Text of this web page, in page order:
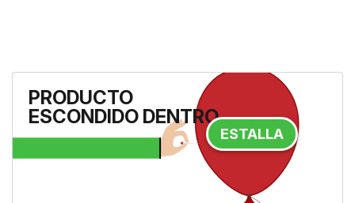
Berry Pomegranate- De la
mano de los pioneros en
belleza infusionada con aceite
de argán llega el tratamiento
definitiv...
PRODUCTO
ESCONDIDO DENTRO
ESTALLA